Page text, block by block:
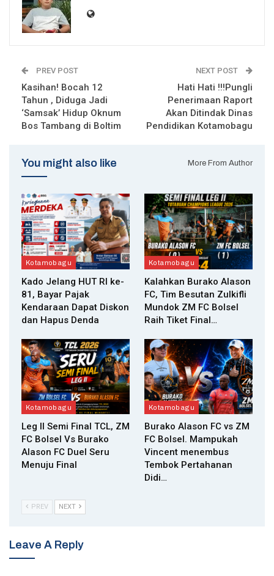
PREV POST
Kasihan! Bocah 12
Tahun , Diduga Jadi
‘Samsak’ Hidup Oknum
Bos Tambang di Boltim
NEXT POST
Hati Hati !!!Pungli
Penerimaan Raport
Akan Ditindak Dinas
Pendidikan Kotamobagu
You might also like More From Author
Kotamobagu
Kado Jelang HUT RI ke-
81, Bayar Pajak
Kendaraan Dapat Diskon
dan Hapus Denda
Kotamobagu
Kalahkan Burako Alason
FC, Tim Besutan Zulkifli
Mundok ZM FC Bolsel
Raih Tiket Final…
Kotamobagu
Leg II Semi Final TCL, ZM
FC Bolsel Vs Burako
Alason FC Duel Seru
Menuju Final
Kotamobagu
Burako Alason FC vs ZM
FC Bolsel. Mampukah
Vincent menembus
Tembok Pertahanan
Didi…
PREV NEXT
Leave A Reply